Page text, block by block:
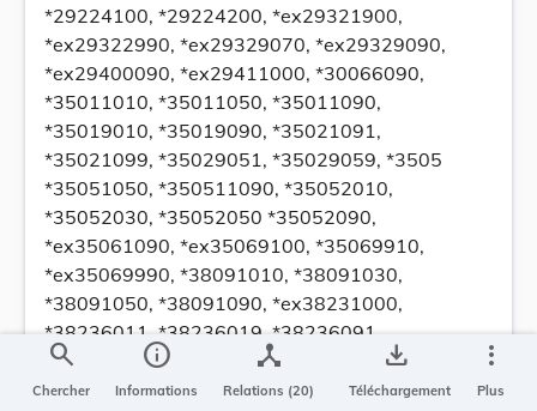
*29224100, *29224200, *ex29321900,
*ex29322990, *ex29329070, *ex29329090,
*ex29400090, *ex29411000, *30066090,
*35011010, *35011050, *35011090,
*35019010, *35019090, *35021091,
*35021099, *35029051, *35029059, *3505
*35051050, *350511090, *35052010,
*35052030, *35052050 *35052090,
*ex35061090, *ex35069100, *35069910,
*ex35069990, *38091010, *38091030,
*38091050, *38091090, *ex38231000,
*38236011, *38236019, *38236091,
*38236099, *ex39139090,
B. —
search
Chercher
info
Informations
device_hub
Relations (20)
save_alt
Téléchargement
more_vert
Plus